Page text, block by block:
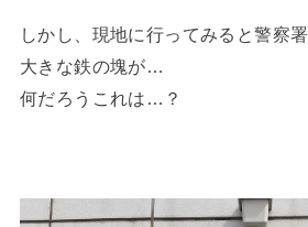
しかし、現地に行ってみると警察
大きな鉄の塊が…
何だろうこれは…？